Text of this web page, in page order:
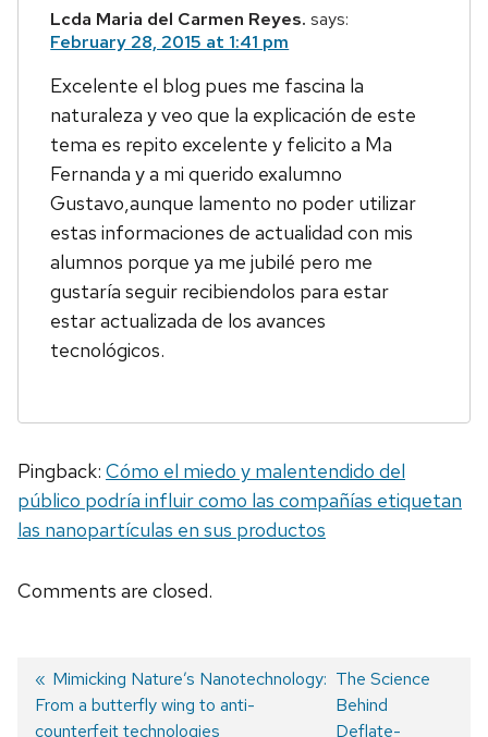
Lcda Maria del Carmen Reyes. says:
February 28, 2015 at 1:41 pm
Excelente el blog pues me fascina la
naturaleza y veo que la explicación de este
tema es repito excelente y felicito a Ma
Fernanda y a mi querido exalumno
Gustavo,aunque lamento no poder utilizar
estas informaciones de actualidad con mis
alumnos porque ya me jubilé pero me
gustaría seguir recibiendolos para estar
estar actualizada de los avances
tecnológicos.
Pingback: Cómo el miedo y malentendido del
público podría influir como las compañías etiquetan
las nanopartículas en sus productos
Comments are closed.
Post
Previous
post:
Mimicking Nature’s Nanotechnology:
From a butterfly wing to anti-
counterfeit technologies
Next
post:
The Science
Behind
Deflate-